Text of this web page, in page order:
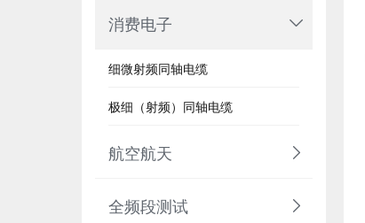
消费电子
细微射频同轴电缆
极细（射频）同轴电缆
航空航天
全频段测试